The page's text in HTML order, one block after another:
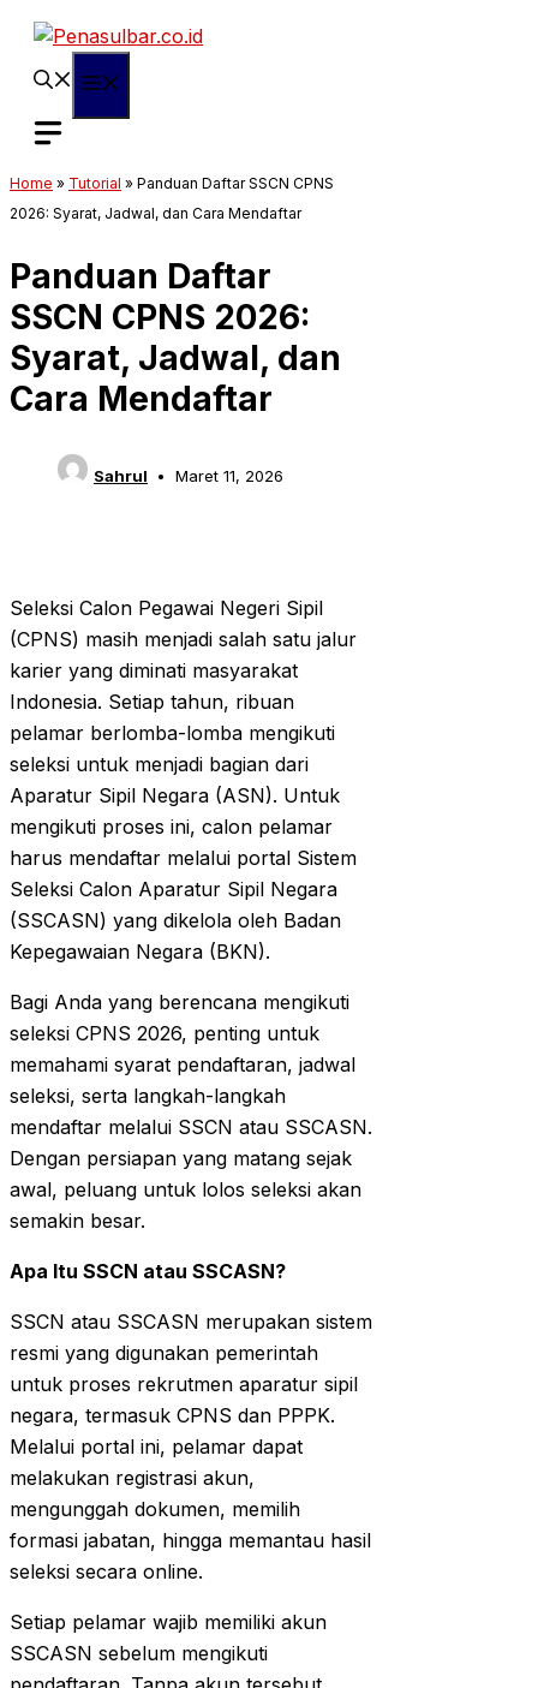
Langsung
Home » Tutorial » Panduan Daftar SSCN CPNS
2026: Syarat, Jadwal, dan Cara Mendaftar
Panduan Daftar
SSCN CPNS 2026:
Syarat, Jadwal, dan
Cara Mendaftar
Sahrul Maret 11, 2026
Seleksi Calon Pegawai Negeri Sipil
(CPNS) masih menjadi salah satu jalur
karier yang diminati masyarakat
Indonesia. Setiap tahun, ribuan
pelamar berlomba-lomba mengikuti
seleksi untuk menjadi bagian dari
Aparatur Sipil Negara (ASN). Untuk
mengikuti proses ini, calon pelamar
harus mendaftar melalui portal Sistem
Seleksi Calon Aparatur Sipil Negara
(SSCASN) yang dikelola oleh Badan
Kepegawaian Negara (BKN).
Bagi Anda yang berencana mengikuti
seleksi CPNS 2026, penting untuk
memahami syarat pendaftaran, jadwal
seleksi, serta langkah-langkah
mendaftar melalui SSCN atau SSCASN.
Dengan persiapan yang matang sejak
awal, peluang untuk lolos seleksi akan
semakin besar.
Apa Itu SSCN atau SSCASN?
SSCN atau SSCASN merupakan sistem
resmi yang digunakan pemerintah
untuk proses rekrutmen aparatur sipil
negara, termasuk CPNS dan PPPK.
Melalui portal ini, pelamar dapat
melakukan registrasi akun,
mengunggah dokumen, memilih
formasi jabatan, hingga memantau hasil
seleksi secara online.
Setiap pelamar wajib memiliki akun
SSCASN sebelum mengikuti